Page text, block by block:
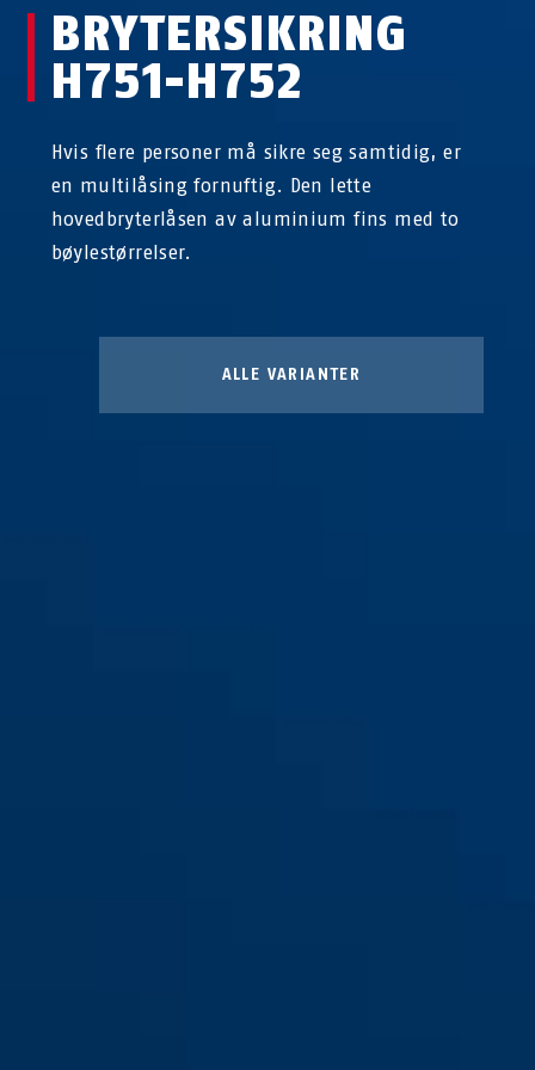
BRYTERSIKRING
H751-H752
Hvis flere personer må sikre seg samtidig, er
en multilåsing fornuftig. Den lette
hovedbryterlåsen av aluminium fins med to
bøylestørrelser.
ALLE VARIANTER